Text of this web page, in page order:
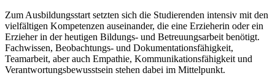
Zum Ausbildungsstart setzten sich die Studierenden intensiv mit den
vielfältigen Kompetenzen auseinander, die eine Erzieherin oder ein
Erzieher in der heutigen Bildungs- und Betreuungsarbeit benötigt.
Fachwissen, Beobachtungs- und Dokumentationsfähigkeit,
Teamarbeit, aber auch Empathie, Kommunikationsfähigkeit und
Verantwortungsbewusstsein stehen dabei im Mittelpunkt.